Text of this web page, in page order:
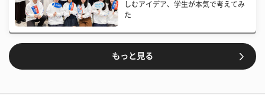
しむアイデア、学生が本気で考えてみ
た
もっと見る